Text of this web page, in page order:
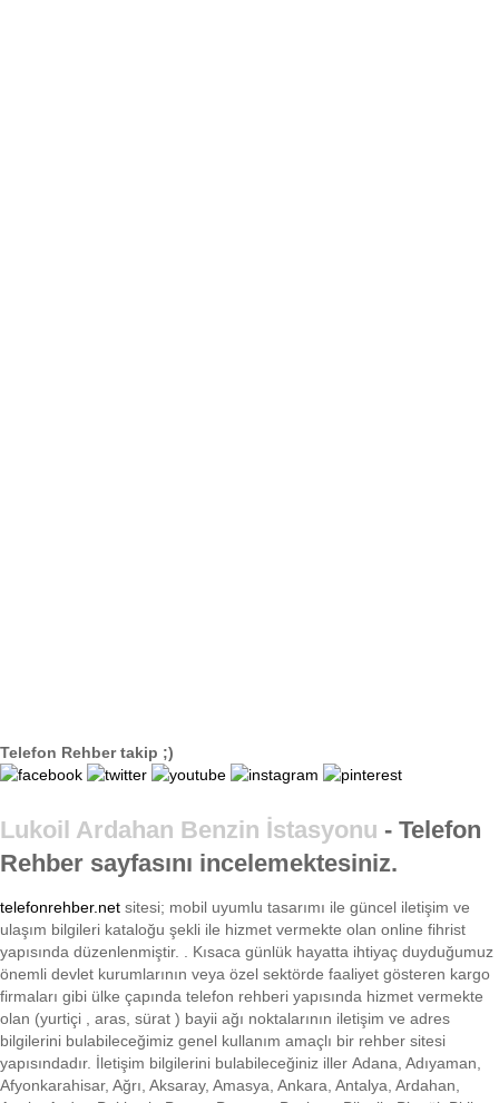
Telefon Rehber takip ;)
Lukoil Ardahan Benzin İstasyonu - Telefon
Rehber sayfasını incelemektesiniz.
telefonrehber.net sitesi; mobil uyumlu tasarımı ile güncel iletişim ve
ulaşım bilgileri kataloğu şekli ile hizmet vermekte olan online fihrist
yapısında düzenlenmiştir. . Kısaca günlük hayatta ihtiyaç duyduğumuz
önemli devlet kurumlarının veya özel sektörde faaliyet gösteren kargo
firmaları gibi ülke çapında telefon rehberi yapısında hizmet vermekte
olan (yurtiçi , aras, sürat ) bayii ağı noktalarının iletişim ve adres
bilgilerini bulabileceğimiz genel kullanım amaçlı bir rehber sitesi
yapısındadır. İletişim bilgilerini bulabileceğiniz iller Adana, Adıyaman,
Afyonkarahisar, Ağrı, Aksaray, Amasya, Ankara, Antalya, Ardahan,